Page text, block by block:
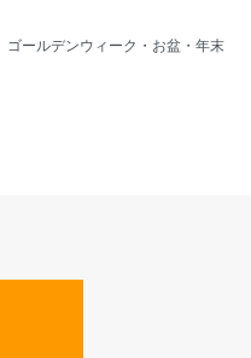
ールデンウィーク・お盆・年末